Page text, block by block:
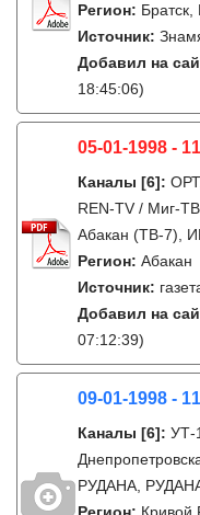
Регион: Братск,
Источник:
Добавил на
18:45:06)
05-01-1998 -
Каналы [6]:
REN-TV / Миг-
Абакан (ТВ-7),
Регион: Абакан
Источник:
Добавил на
07:12:39)
09-01-1998 -
Каналы [6]: УТ-
РУДАНА,